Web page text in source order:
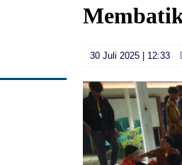
30 Juli 2025 | 12:33